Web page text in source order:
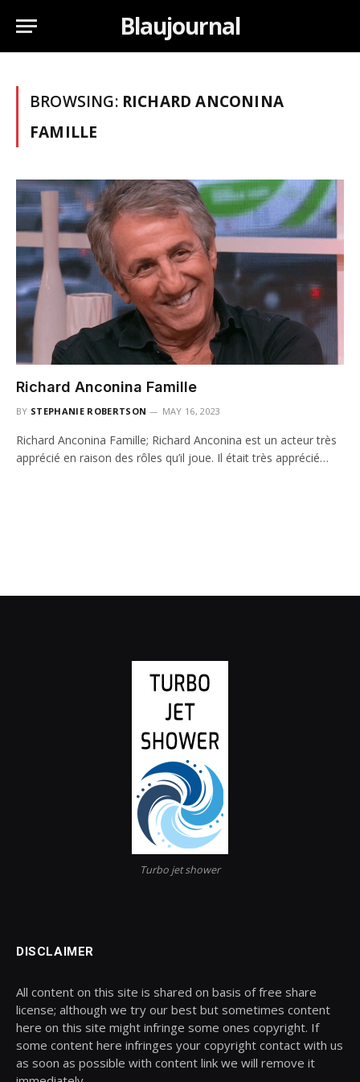
Blaujournal
BROWSING: RICHARD ANCONINA
FAMILLE
Richard Anconina Famille
BY STEPHANIE ROBERTSON MAY 16, 2023
Richard Anconina Famille; Richard Anconina est un acteur très
apprécié en raison des rôles qu’il joue. Il était très apprécié…
Turbo jet shower
DISCLAIMER
All content on this site is shared on basis of free share
license; although we try our best but sometimes content
here on this site might infringe some ones copyright. If
some content here infringes your copyright contact with us
as soon as possible with content link we will remove it